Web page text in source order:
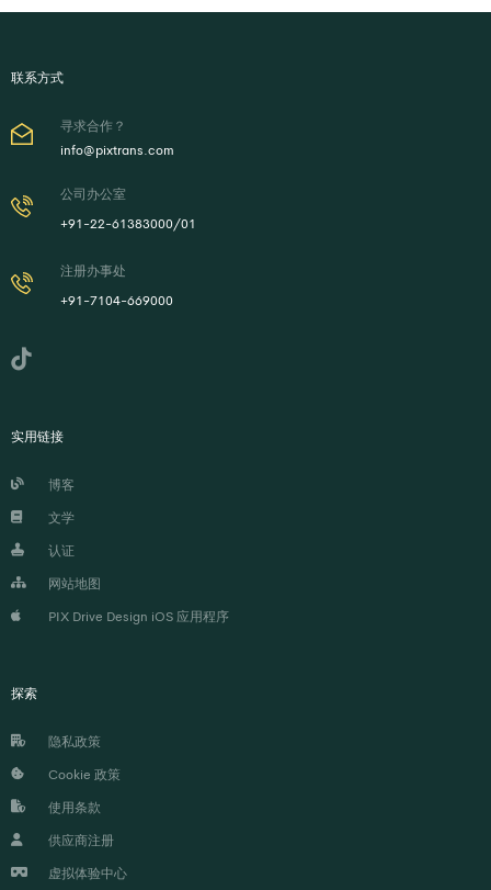
联系方式
寻求合作？
info@pixtrans.com
公司办公室
+91-22-61383000/01
注册办事处
+91-7104-669000
实用链接
博客
文学
认证
网站地图
PIX Drive Design iOS 应用程序
探索
隐私政策
Cookie 政策
使用条款
供应商注册
虚拟体验中心